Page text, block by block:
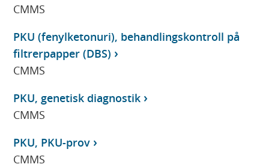
CMMS
PKU (fenylketonuri), behandlingskontroll på
filtrerpapper (DBS)
CMMS
PKU, genetisk diagnostik
CMMS
PKU, PKU-prov
CMMS